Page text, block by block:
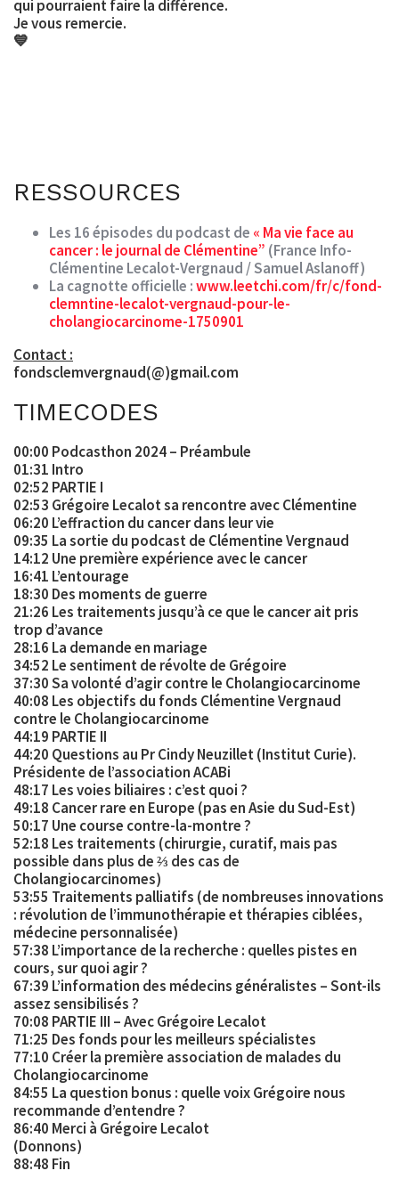
qui pourraient faire la différence.
Je vous remercie.
💙
RESSOURCES
Les 16 épisodes du podcast de « Ma vie face au
cancer : le journal de Clémentine” (France Info-
Clémentine Lecalot-Vergnaud / Samuel Aslanoff)
La cagnotte officielle :www.leetchi.com/fr/c/fond-
clemntine-lecalot-vergnaud-pour-le-
cholangiocarcinome-1750901
Contact :
fondsclemvergnaud(@)gmail.com
TIMECODES
00:00 Podcasthon 2024 – Préambule
01:31 Intro
02:52 PARTIE I
02:53 Grégoire Lecalot sa rencontre avec Clémentine
06:20 L’effraction du cancer dans leur vie
09:35 La sortie du podcast de Clémentine Vergnaud
14:12 Une première expérience avec le cancer
16:41 L’entourage
18:30 Des moments de guerre
21:26 Les traitements jusqu’à ce que le cancer ait pris
trop d’avance
28:16 La demande en mariage
34:52 Le sentiment de révolte de Grégoire
37:30 Sa volonté d’agir contre le Cholangiocarcinome
40:08 Les objectifs du fonds Clémentine Vergnaud
contre le Cholangiocarcinome
44:19 PARTIE II
44:20 Questions au Pr Cindy Neuzillet (Institut Curie).
Présidente de l’association ACABi
48:17 Les voies biliaires : c’est quoi ?
49:18 Cancer rare en Europe (pas en Asie du Sud-Est)
50:17 Une course contre-la-montre ?
52:18 Les traitements (chirurgie, curatif, mais pas
possible dans plus de ⅔ des cas de
Cholangiocarcinomes)
53:55 Traitements palliatifs (de nombreuses innovations
: révolution de l’immunothérapie et thérapies ciblées,
médecine personnalisée)
57:38 L’importance de la recherche : quelles pistes en
cours, sur quoi agir ?
67:39 L’information des médecins généralistes – Sont-ils
assez sensibilisés ?
70:08 PARTIE III – Avec Grégoire Lecalot
71:25 Des fonds pour les meilleurs spécialistes
77:10 Créer la première association de malades du
Cholangiocarcinome
84:55 La question bonus : quelle voix Grégoire nous
recommande d’entendre ?
86:40 Merci à Grégoire Lecalot
(Donnons)
88:48 Fin